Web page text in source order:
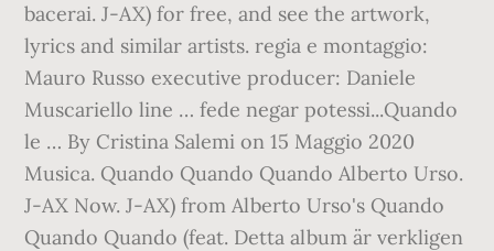
bacerai. J-AX) for free, and see the artwork,
lyrics and similar artists. regia e montaggio:
Mauro Russo executive producer: Daniele
Muscariello line … fede negar potessi...Quando
le … By Cristina Salemi on 15 Maggio 2020
Musica. Quando Quando Quando Alberto Urso.
J-AX Now. J-AX) from Alberto Urso's Quando
Quando Quando (feat. Detta album är verkligen